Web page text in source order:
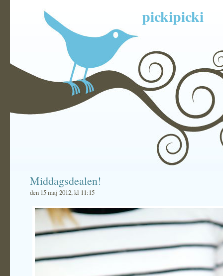
pickipicki
Middagsdealen!
den 15 maj 2012, kl 11:15